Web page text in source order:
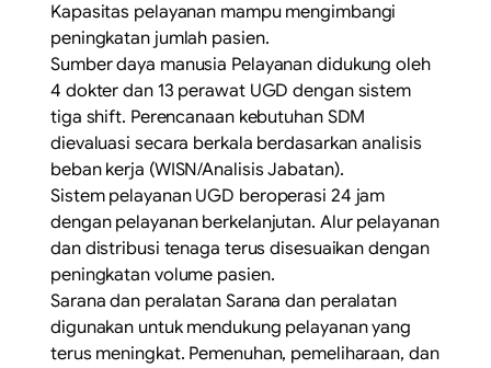
Kapasitas pelayanan mampu mengimbangi
peningkatan jumlah pasien.
Sumber daya manusia Pelayanan didukung oleh
4 dokter dan 13 perawat UGD dengan sistem
tiga shift. Perencanaan kebutuhan SDM
dievaluasi secara berkala berdasarkan analisis
beban kerja (WISN/Analisis Jabatan).
Sistem pelayanan UGD beroperasi 24 jam
dengan pelayanan berkelanjutan. Alur pelayanan
dan distribusi tenaga terus disesuaikan dengan
peningkatan volume pasien.
Sarana dan peralatan Sarana dan peralatan
digunakan untuk mendukung pelayanan yang
terus meningkat. Pemenuhan, pemeliharaan, dan